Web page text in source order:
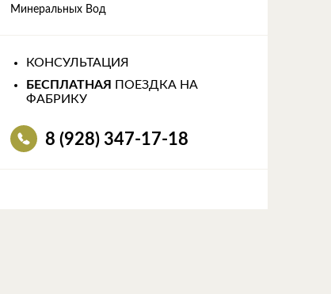
Минеральных Вод
КОНСУЛЬТАЦИЯ
БЕСПЛАТНАЯ
ПОЕЗДКА НА
ФАБРИКУ
8 (928) 347-17-18